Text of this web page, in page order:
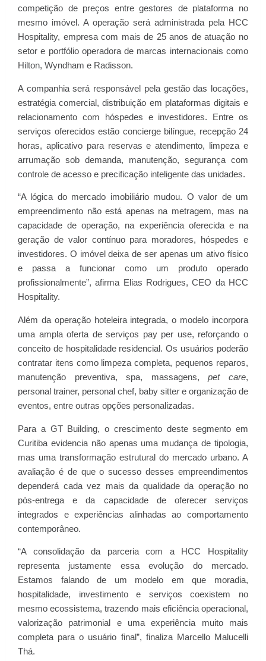
competição de preços entre gestores de plataforma no
mesmo imóvel. A operação será administrada pela HCC
Hospitality, empresa com mais de 25 anos de atuação no
setor e portfólio operadora de marcas internacionais como
Hilton, Wyndham e Radisson.
A companhia será responsável pela gestão das locações,
estratégia comercial, distribuição em plataformas digitais e
relacionamento com hóspedes e investidores. Entre os
serviços oferecidos estão concierge bilíngue, recepção 24
horas, aplicativo para reservas e atendimento, limpeza e
arrumação sob demanda, manutenção, segurança com
controle de acesso e precificação inteligente das unidades.
“A lógica do mercado imobiliário mudou. O valor de um
empreendimento não está apenas na metragem, mas na
capacidade de operação, na experiência oferecida e na
geração de valor contínuo para moradores, hóspedes e
investidores. O imóvel deixa de ser apenas um ativo físico
e passa a funcionar como um produto operado
profissionalmente”, afirma Elias Rodrigues, CEO da HCC
Hospitality.
Além da operação hoteleira integrada, o modelo incorpora
uma ampla oferta de serviços pay per use, reforçando o
conceito de hospitalidade residencial. Os usuários poderão
contratar itens como limpeza completa, pequenos reparos,
manutenção preventiva, spa, massagens,pet care,
personal trainer, personal chef, baby sittere organização de
eventos, entre outras opções personalizadas.
Para a GT Building, o crescimento deste segmento em
Curitiba evidencia não apenas uma mudança de tipologia,
mas uma transformação estrutural do mercado urbano. A
avaliação é de que o sucesso desses empreendimentos
dependerá cada vez mais da qualidade da operação no
pós-entrega e da capacidade de oferecer serviços
integrados e experiências alinhadas ao comportamento
contemporâneo.
“A consolidação da parceria com a HCC Hospitality
representa justamente essa evolução do mercado.
Estamos falando de um modelo em que moradia,
hospitalidade, investimento e serviços coexistem no
mesmo ecossistema, trazendo mais eficiência operacional,
valorização patrimonial e uma experiência muito mais
completa para o usuário final”, finaliza Marcello Malucelli
Thá.